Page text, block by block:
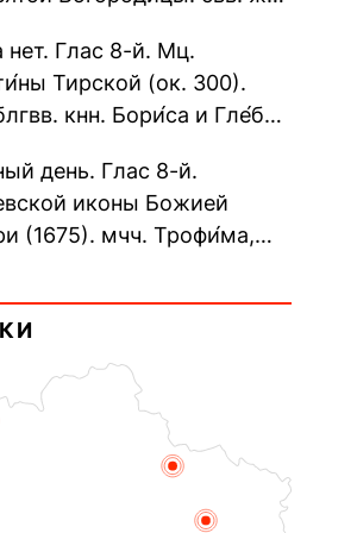
девы,...
нет. Глас 8-й. Мц.
Тирской (ок. 300).
кнн. Бори́са и Гле́ба,
(1015). Прп....
день. Глас 8-й.
иконы Божией
(1675). мчч. Трофи́ма,
(284–305). прав.
Фео́дора...